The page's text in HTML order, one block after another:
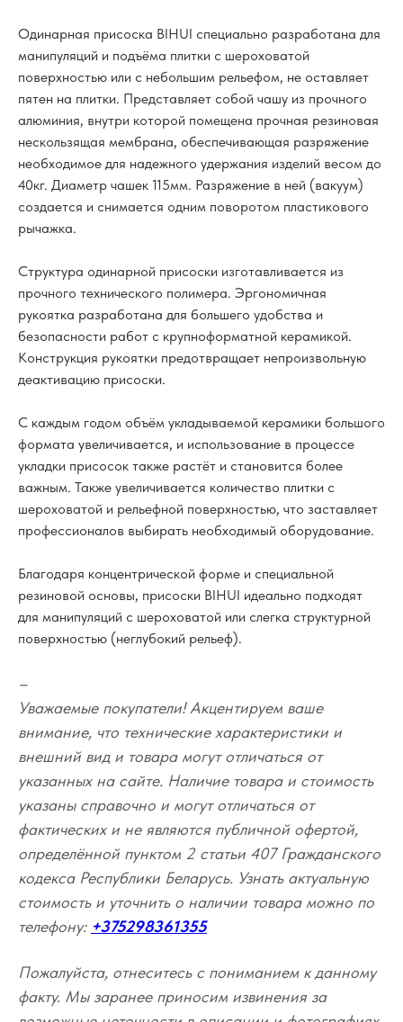
Одинарная присоска BIHUI специально разработана для
манипуляций и подъёма плитки с шероховатой
поверхностью или с небольшим рельефом, не оставляет
пятен на плитки. Представляет собой чашу из прочного
алюминия, внутри которой помещена прочная резиновая
нескользящая мембрана, обеспечивающая разряжение
необходимое для надежного удержания изделий весом до
40кг. Диаметр чашек 115мм. Разряжение в ней (вакуум)
создается и снимается одним поворотом пластикового
рычажка.
Структура одинарной присоски изготавливается из
прочного технического полимера. Эргономичная
рукоятка разработана для большего удобства и
безопасности работ с крупноформатной керамикой.
Конструкция рукоятки предотвращает непроизвольную
деактивацию присоски.
С каждым годом объём укладываемой керамики большого
формата увеличивается, и использование в процессе
укладки присосок также растёт и становится более
важным. Также увеличивается количество плитки с
шероховатой и рельефной поверхностью, что заставляет
профессионалов выбирать необходимый оборудование.
Благодаря концентрической форме и специальной
резиновой основы, присоски BIHUI идеально подходят
для манипуляций с шероховатой или слегка структурной
поверхностью (неглубокий рельеф).
–
Уважаемые покупатели! Акцентируем ваше
внимание, что технические характеристики и
внешний вид и товара могут отличаться от
указанных на сайте. Наличие товара и стоимость
указаны справочно и могут отличаться от
фактических и не являются публичной офертой,
определённой пунктом 2 статьи 407 Гражданского
кодекса Республики Беларусь. Узнать актуальную
стоимость и уточнить о наличии товара можно по
телефону: +375298361355
Пожалуйста, отнеситесь с пониманием к данному
факту. Мы заранее приносим извинения за